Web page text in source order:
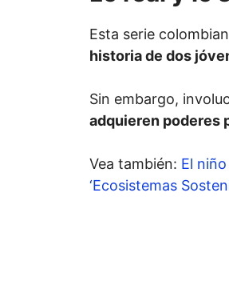
Esta serie
historia de dos
Sin embargo,
adquieren poderes
Vea también: El
‘Ecosistemas